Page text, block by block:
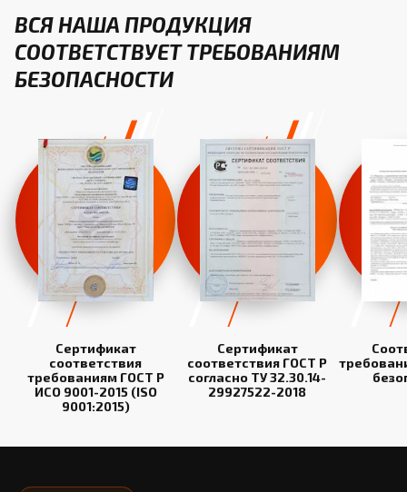
ВСЯ НАША ПРОДУКЦИЯ
СООТВЕТСТВУЕТ ТРЕБОВАНИЯМ
БЕЗОПАСНОСТИ
Сертификат
соответствия
требованиям ГОСТ Р
ИСО 9001-2015 (ISO
9001:2015)
Сертификат
соответствия ГОСТ Р
согласно ТУ 32.30.14-
29927522-2018